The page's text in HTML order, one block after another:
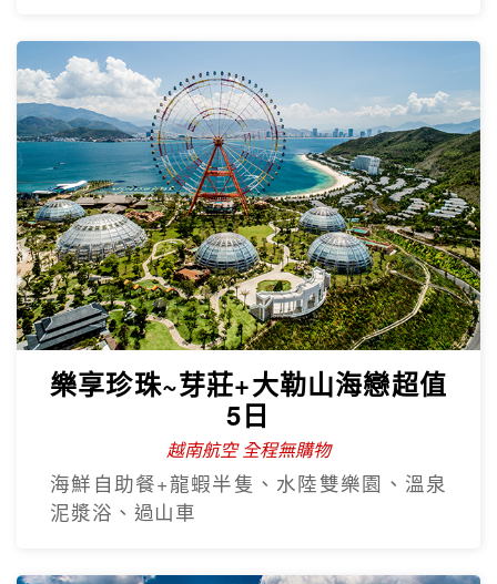
樂享珍珠~芽莊+大勒山海戀超值
5日
越南航空 全程無購物
海鮮自助餐+龍蝦半隻、水陸雙樂園、溫泉
泥漿浴、過山車